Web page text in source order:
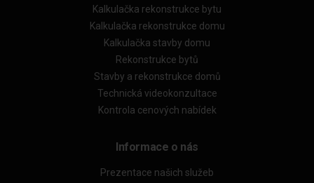
Kalkulačka rekonstrukce bytu
Kalkulačka rekonstrukce domu
Kalkulačka stavby domu
Rekonstrukce bytů
Stavby a rekonstrukce domů
Technická videokonzultace
Kontrola cenových nabídek
Informace o nás
Prezentace našich služeb